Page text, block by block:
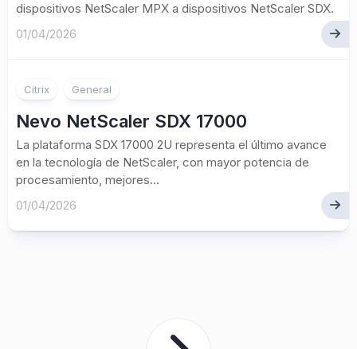
dispositivos NetScaler MPX a dispositivos NetScaler SDX.
01/04/2026
Citrix General
Nevo NetScaler SDX 17000
La plataforma SDX 17000 2U representa el último avance
en la tecnología de NetScaler, con mayor potencia de
procesamiento, mejores...
01/04/2026